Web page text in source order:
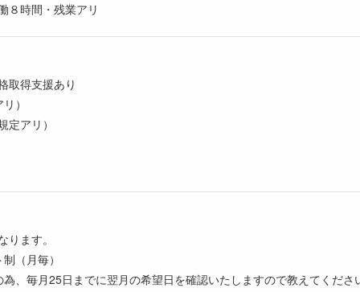
８時間・残業アリ
取得支援あり
）
アリ）
ます。
（月毎）
、毎月25日までに翌月の希望日を確認いたしますので教えてくださ